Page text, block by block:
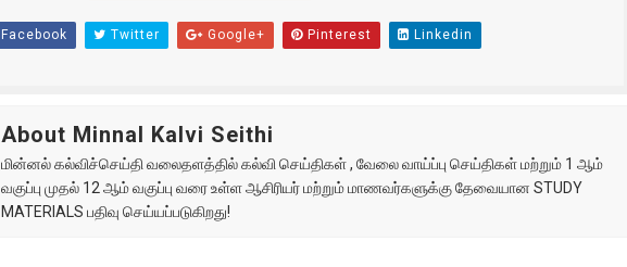
Facebook Twitter Google+ Pinterest Linkedin
About Minnal Kalvi Seithi
மின்னல் கல்விச்செய்தி வலைதளத்தில் கல்வி செய்திகள் , வேலை வாய்ப்பு செய்திகள் மற்றும் 1 ஆம்
வகுப்பு முதல் 12 ஆம் வகுப்பு வரை உள்ள ஆசிரியர் மற்றும் மாணவர்களுக்கு தேவையான STUDY
MATERIALS பதிவு செய்யப்படுகிறது!